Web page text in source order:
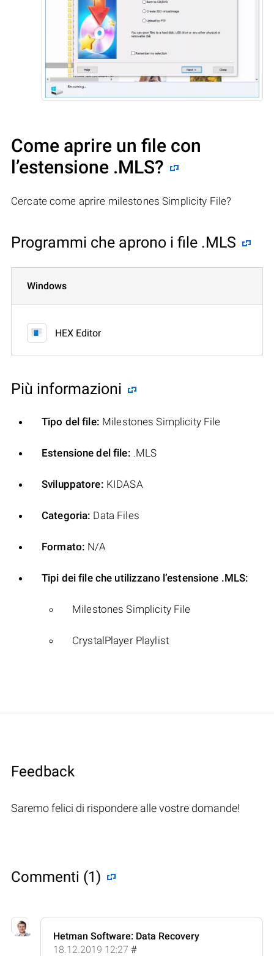
Come aprire un file con
l’estensione .MLS?
Cercate come aprire milestones Simplicity File?
Programmi che aprono i file .MLS
Windows
HEX Editor
Più informazioni
Tipo del file: Milestones Simplicity File
Estensione del file: .MLS
Sviluppatore: KIDASA
Categoria: Data Files
Formato: N/A
Tipi dei file che utilizzano l’estensione .MLS:
Milestones Simplicity File
CrystalPlayer Playlist
Feedback
Saremo felici di rispondere alle vostre domande!
Commenti (1)
Hetman Software: Data Recovery
18.12.2019 12:27 #